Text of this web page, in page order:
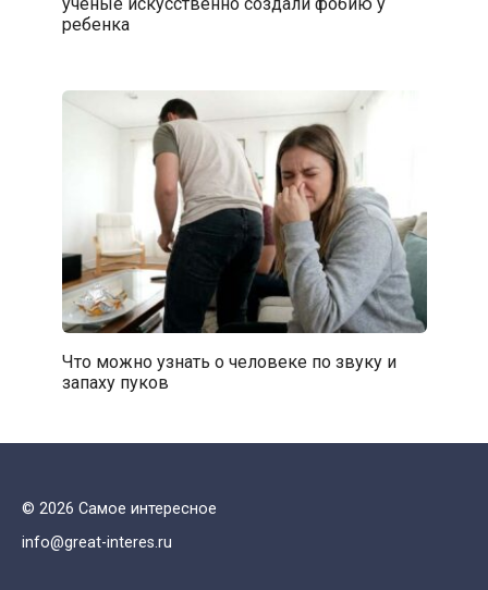
ребенка
Что можно узнать о человеке по звуку и
запаху пуков
© 2026 Самое интересное
info@great-interes.ru